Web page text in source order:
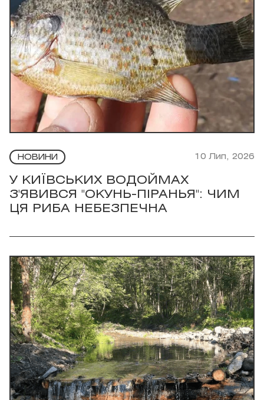
НОВИНИ 10 Лип, 2026
У КИЇВСЬКИХ ВОДОЙМАХ
З'ЯВИВСЯ "ОКУНЬ-ПІРАНЬЯ": ЧИМ
ЦЯ РИБА НЕБЕЗПЕЧНА